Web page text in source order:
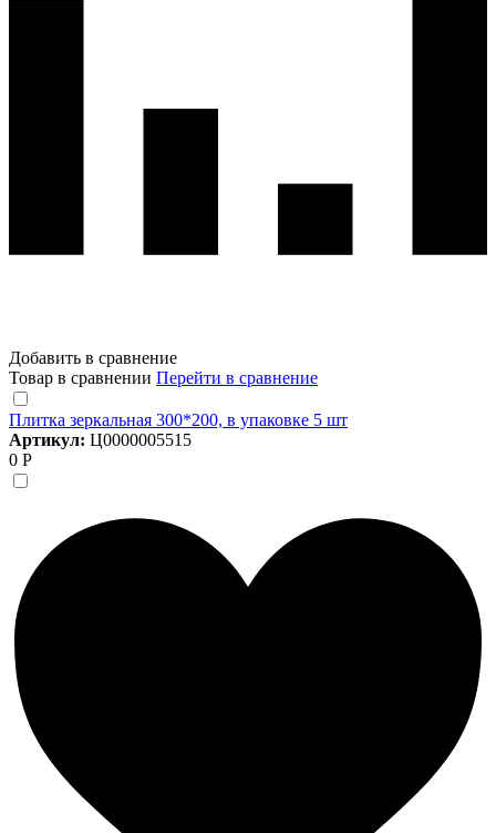
Добавить в сравнение
Товар в сравнении Перейти в сравнение
Плитка зеркальная 300*200, в упаковке 5 шт
Артикул: Ц0000005515
0 Р